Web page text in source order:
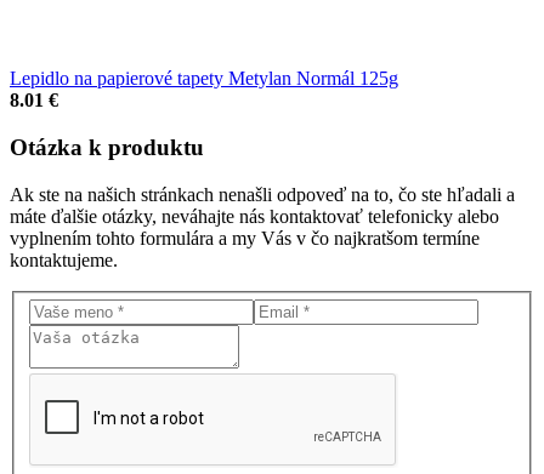
Lepidlo na papierové tapety Metylan Normál 125g
8.01 €
Otázka k produktu
Ak ste na našich stránkach nenašli odpoveď na to, čo ste hľadali a
máte ďalšie otázky, neváhajte nás kontaktovať telefonicky alebo
vyplnením tohto formulára a my Vás v čo najkratšom termíne
kontaktujeme.